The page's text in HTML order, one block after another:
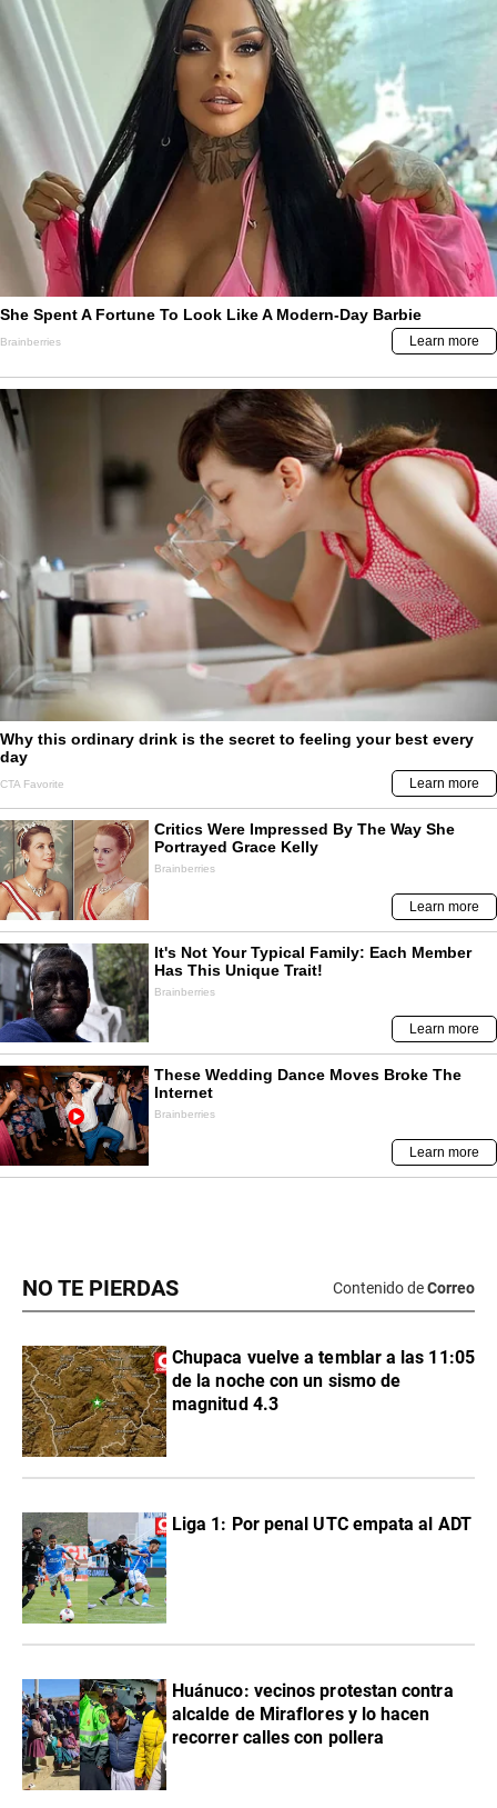
NO TE PIERDAS Contenido deCorreo
Chupaca vuelve a temblar a las 11:05
de la noche con un sismo de
magnitud 4.3
Liga 1: Por penal UTC empata al ADT
Huánuco: vecinos protestan contra
alcalde de Miraflores y lo hacen
recorrer calles con pollera